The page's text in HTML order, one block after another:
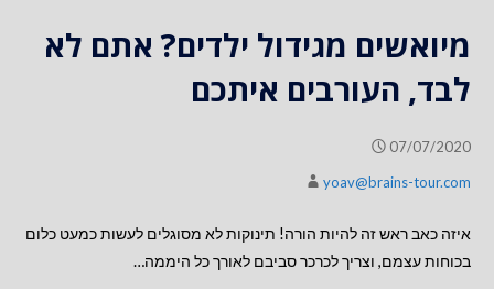
מיואשים מגידול ילדים? אתם לא
לבד, העורבים איתכם
07/07/2020
yoav@brains-tour.com
איזה כאב ראש זה להיות הורה! תינוקות לא מסוגלים לעשות כמעט כלום
בכוחות עצמם, וצריך לכרכר סביבם לאורך כל היממה…